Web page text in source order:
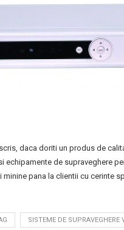
daca doriti un produs de
echipamente de supraveghere
minine pana la clientii cu cerinte
SISTEME DE SUPRAVEGHERE